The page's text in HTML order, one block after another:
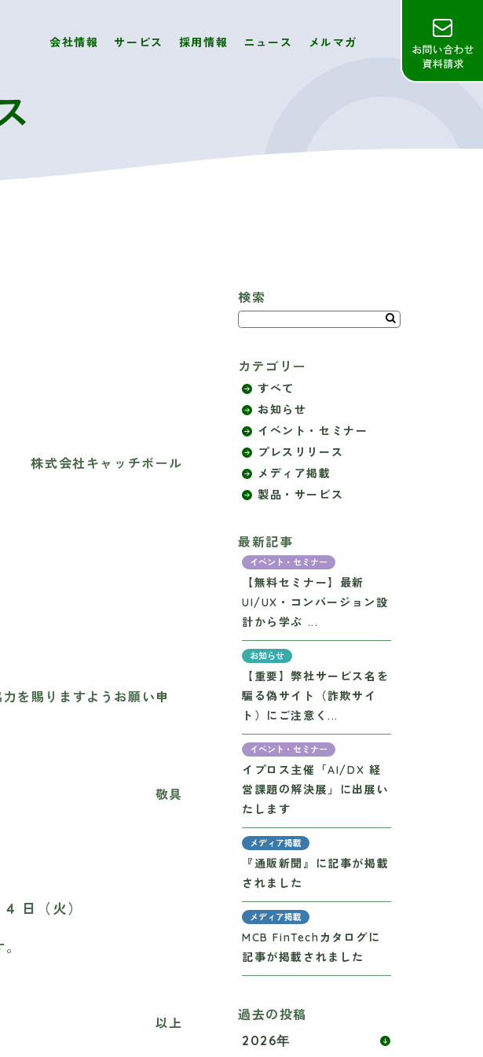
会社情報 サービス 採用情報 ニュース メルマガ
株式会社キャッチボール
を賜りますようお願い申
敬具
日（火）
以上
検索
カテゴリー
すべて
お知らせ
イベント・セミナー
プレスリリース
メディア掲載
製品・サービス
最新記事
イベント・セミナー
【無料セミナー】最新
UI/UX・コンバージョン設
計から学ぶ ...
お知らせ
【重要】弊社サービス名を
騙る偽サイト（詐欺サイ
ト）にご注意く...
イベント・セミナー
イプロス主催「AI/DX 経
営課題の解決展」に出展い
たします
メディア掲載
『通販新聞』に記事が掲載
されました
メディア掲載
MCB FinTechカタログに
記事が掲載されました
過去の投稿
2026年